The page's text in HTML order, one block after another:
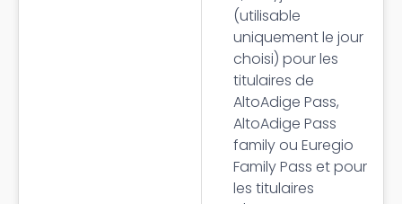
(utilisable
uniquement le jour
choisi) pour les
titulaires de
AltoAdige Pass,
AltoAdige Pass
family ou Euregio
Family Pass et pour
les titulaires